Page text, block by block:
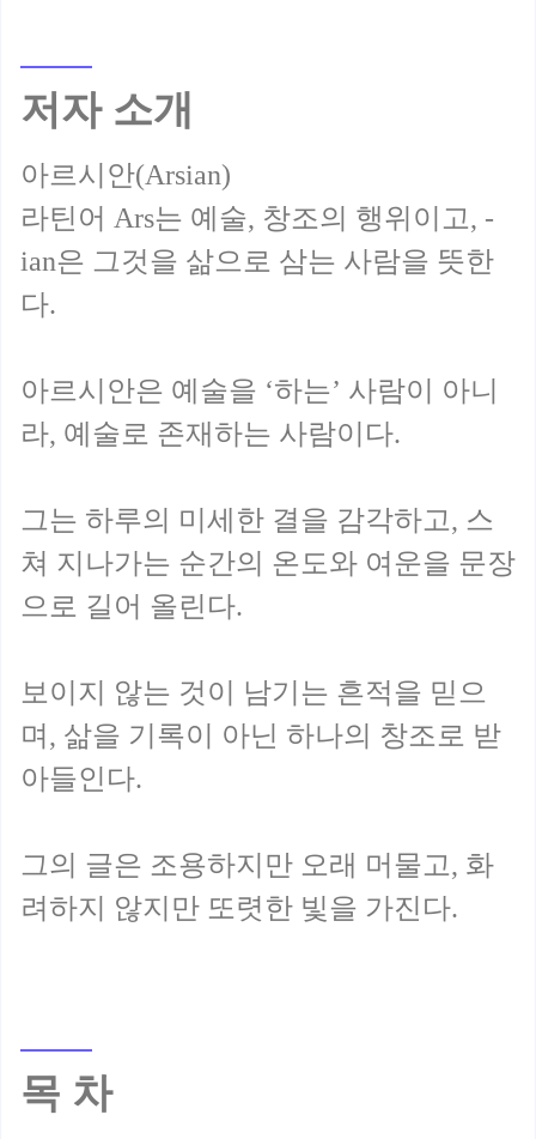
저자 소개
아르시안(Arsian)
라틴어 Ars는 예술, 창조의 행위이고, -
ian은 그것을 삶으로 삼는 사람을 뜻한
다.
아르시안은 예술을 ‘하는’ 사람이 아니
라, 예술로 존재하는 사람이다.
그는 하루의 미세한 결을 감각하고, 스
쳐 지나가는 순간의 온도와 여운을 문장
으로 길어 올린다.
보이지 않는 것이 남기는 흔적을 믿으
며, 삶을 기록이 아닌 하나의 창조로 받
아들인다.
그의 글은 조용하지만 오래 머물고, 화
목 차